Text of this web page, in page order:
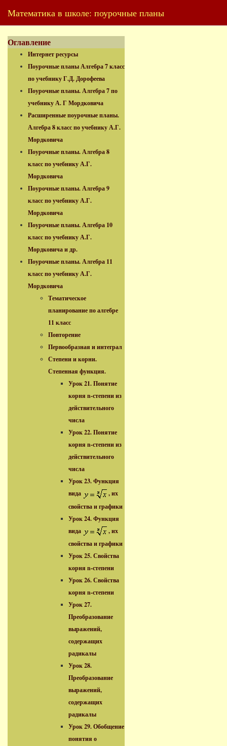
Математика в школе: поурочные планы
Оглавление
Интернет ресурсы
Поурочные планы Алгебра 7 класс
по учебнику Г.Д. Дорофеева
Поурочные планы. Алгебра 7 по
учебнику А. Г Мордковича
Расширенные поурочные планы.
Алгебра 8 класс по учебнику А.Г.
Мордковича
Поурочные планы. Алгебра 8
класс по учебнику А.Г.
Мордковича
Поурочные планы. Алгебра 9
класс по учебнику А.Г.
Мордковича
Поурочные планы. Алгебра 10
класс по учебнику А.Г.
Мордковича и др.
Поурочные планы. Алгебра 11
класс по учебнику А.Г.
Мордковича
Тематическое
планирование по алгебре
11 класс
Повторение
Первообразная и интеграл
Степени и корни.
Степенная функция.
Урок 21. Понятие
корня n-степени из
действительного
числа
Урок 22. Понятие
корня n-степени из
действительного
числа
Урок 23. Функция
вида
, их
свойства и графики
Урок 24. Функция
вида
, их
свойства и графики
Урок 25. Свойства
корня n-степени
Урок 26. Свойства
корня n-степени
Урок 27.
Преобразование
выражений,
содержащих
радикалы
Урок 28.
Преобразование
выражений,
содержащих
радикалы
Урок 29. Обобщение
понятия о